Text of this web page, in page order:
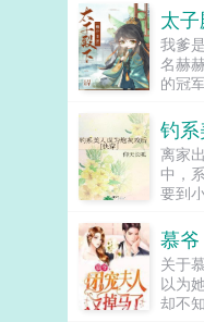
但得
各种
李雪
零，
一个
弱鸡
事...
太
我爹
名赫
的冠
啊。
指再
错，...
离家
中，
要到
哐哐
到他
主角...
慕
关于
以为
却不